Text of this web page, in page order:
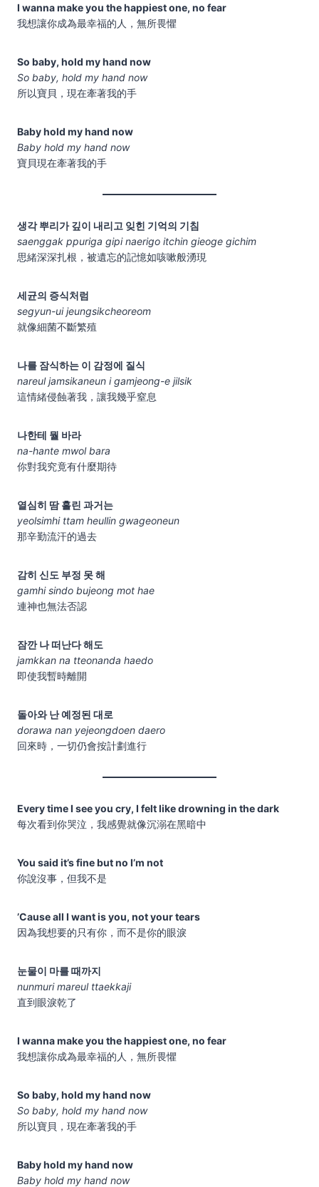
I wanna make you the happiest one, no fear
我想讓你成為最幸福的人，無所畏懼
So baby, hold my hand now
So baby, hold my hand now
所以寶貝，現在牽著我的手
Baby hold my hand now
Baby hold my hand now
寶貝現在牽著我的手
생각 뿌리가 깊이 내리고 잊힌 기억의 기침
saenggak ppuriga gipi naerigo itchin gieoge gichim
思緒深深扎根，被遺忘的記憶如咳嗽般湧現
세균의 증식처럼
segyun-ui jeungsikcheoreom
就像細菌不斷繁殖
나를 잠식하는 이 감정에 질식
nareul jamsikaneun i gamjeong-e jilsik
這情緒侵蝕著我，讓我幾乎窒息
나한테 뭘 바라
na-hante mwol bara
你對我究竟有什麼期待
열심히 땀 흘린 과거는
yeolsimhi ttam heullin gwageoneun
那辛勤流汗的過去
감히 신도 부정 못 해
gamhi sindo bujeong mot hae
連神也無法否認
잠깐 나 떠난다 해도
jamkkan na tteonanda haedo
即使我暫時離開
돌아와 난 예정된 대로
dorawa nan yejeongdoen daero
回來時，一切仍會按計劃進行
Every time I see you cry, I felt like drowning in the dark
每次看到你哭泣，我感覺就像沉溺在黑暗中
You said it’s fine but no I’m not
你說沒事，但我不是
’Cause all I want is you, not your tears
因為我想要的只有你，而不是你的眼淚
눈물이 마를 때까지
nunmuri mareul ttaekkaji
直到眼淚乾了
I wanna make you the happiest one, no fear
我想讓你成為最幸福的人，無所畏懼
So baby, hold my hand now
So baby, hold my hand now
所以寶貝，現在牽著我的手
Baby hold my hand now
Baby hold my hand now